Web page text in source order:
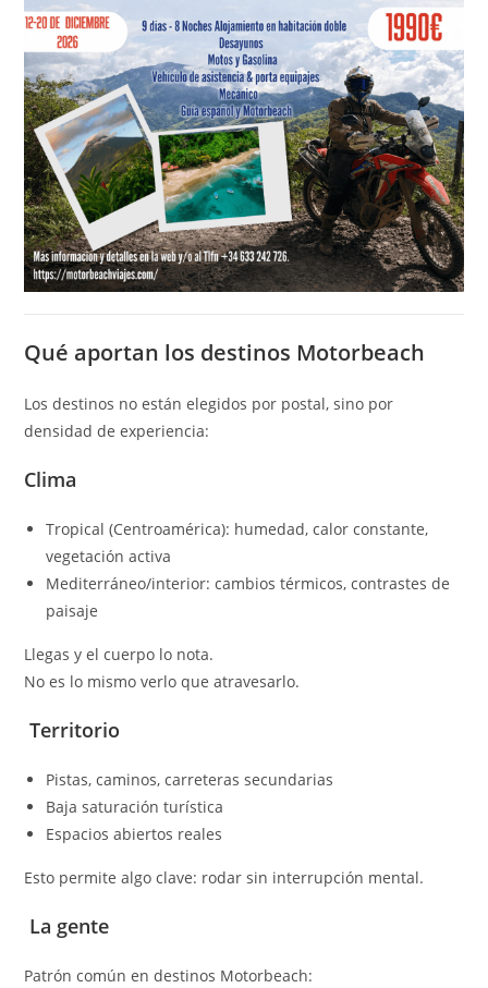
Qué aportan los destinos Motorbeach
Los destinos no están elegidos por postal, sino por
densidad de experiencia:
Clima
Tropical (Centroamérica): humedad, calor constante,
vegetación activa
Mediterráneo/interior: cambios térmicos, contrastes de
paisaje
Llegas y el cuerpo lo nota.
No es lo mismo verlo que atravesarlo.
Territorio
Pistas, caminos, carreteras secundarias
Baja saturación turística
Espacios abiertos reales
Esto permite algo clave: rodar sin interrupción mental.
La gente
Patrón común en destinos Motorbeach: